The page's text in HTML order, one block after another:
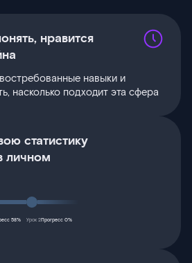
нравится
навыки и
насколько подходит эта сфера
статистику
личном
58% Урок 2Прогресс 0%